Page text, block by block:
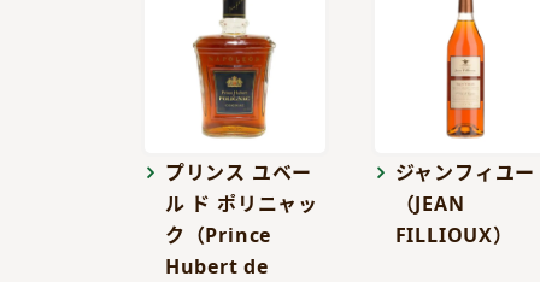
プリンス ユベー
ル ド ポリニャッ
ク（Prince
Hubert de
ジャンフィユー
（JEAN
FILLIOUX）